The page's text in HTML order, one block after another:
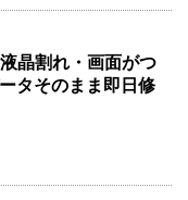
晶割れ・画面がつ
タそのまま即日修